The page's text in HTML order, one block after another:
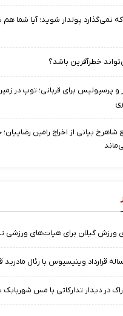
که نمی‌گذارد پولدار شوید؛ آیا شما هم
خطرآفرین باشد؟
و پرسپولیس برای قربانی؛ توپ در
بیانی از اخراج رامین رضاییان؛
ورزش گیلان برای هیات‌های
قرارداد وینیسیوس با رئال
در دیدار تدارکاتی با مس